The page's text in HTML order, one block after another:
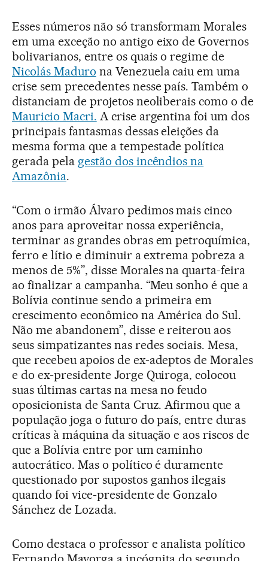
Esses números não só transformam Morales
em uma exceção no antigo eixo de Governos
bolivarianos, entre os quais o regime de
Nicolás Maduro na Venezuela caiu em uma
crise sem precedentes nesse país. Também o
distanciam de projetos neoliberais como o de
Mauricio Macri. A crise argentina foi um dos
principais fantasmas dessas eleições da
mesma forma que a tempestade política
gerada pela gestão dos incêndios na
Amazônia.
“Com o irmão Álvaro pedimos mais cinco
anos para aproveitar nossa experiência,
terminar as grandes obras em petroquímica,
ferro e lítio e diminuir a extrema pobreza a
menos de 5%”, disse Morales na quarta-feira
ao finalizar a campanha. “Meu sonho é que a
Bolívia continue sendo a primeira em
crescimento econômico na América do Sul.
Não me abandonem”, disse e reiterou aos
seus simpatizantes nas redes sociais. Mesa,
que recebeu apoios de ex-adeptos de Morales
e do ex-presidente Jorge Quiroga, colocou
suas últimas cartas na mesa no feudo
oposicionista de Santa Cruz. Afirmou que a
população joga o futuro do país, entre duras
críticas à máquina da situação e aos riscos de
que a Bolívia entre por um caminho
autocrático. Mas o político é duramente
questionado por supostos ganhos ilegais
quando foi vice-presidente de Gonzalo
Sánchez de Lozada.
Como destaca o professor e analista político